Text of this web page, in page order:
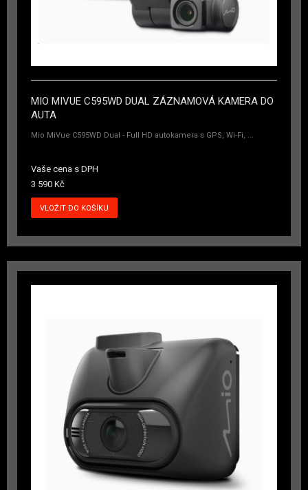
MIO MIVUE C595WD DUAL ZÁZNAMOVÁ KAMERA DO
AUTA
Mio MiVue C595WD Dual - Full HD autokamera s GPS, Wi-Fi, ...
Vaše cena s DPH
3 590 Kč